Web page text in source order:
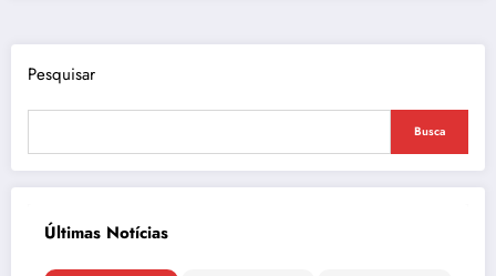
Pesquisar
Busca
Últimas Notícias